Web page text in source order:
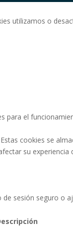
utilizamos o
para el
cookies se
su experiencia
sesión seguro o